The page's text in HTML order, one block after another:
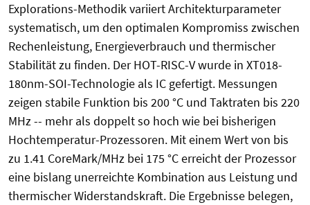
Explorations-Methodik variiert Architekturparameter
systematisch, um den optimalen Kompromiss zwischen
Rechenleistung, Energieverbrauch und thermischer
Stabilität zu finden. Der HOT-RISC-V wurde in XT018-
180nm-SOI-Technologie als IC gefertigt. Messungen
zeigen stabile Funktion bis 200 °C und Taktraten bis 220
MHz -- mehr als doppelt so hoch wie bei bisherigen
Hochtemperatur-Prozessoren. Mit einem Wert von bis
zu 1.41 CoreMark/MHz bei 175 °C erreicht der Prozessor
eine bislang unerreichte Kombination aus Leistung und
thermischer Widerstandskraft. Die Ergebnisse belegen,